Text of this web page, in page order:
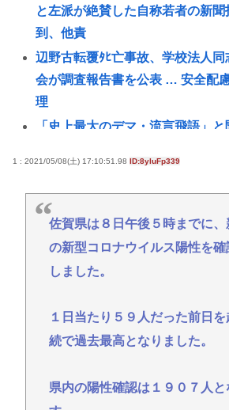
と左派が絶賛した自称若者の新
到、他責
辺野古転覆ﾀﾋ亡事故、学校法人
会が調査報告書を公表 … 安全配
理
「史上最大のデマ・流言飛語」
論！ネット騒然
〈満員山手線にベビーカーで炎上
乗車できる」はずなのに…JR東日
マチアプ女と会ってきたんやが職
【悲報】38歳男性、交際相手と海
さらわれ死亡
お●ぱいは健在だった！
1 : 2021/05/08(土) 17:10:51.98 ID:8yluFp339
佐賀県は８日午後５時までに、
の新型コロナウイルス陽性を
しました。
１日当たり５９人だった前日
続で過去最高となりました。
県内の陽性確認は１９０７人と